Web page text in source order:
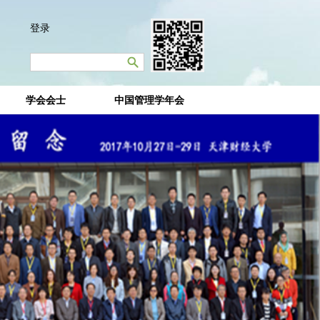
登录
学会会士 中国管理学年会